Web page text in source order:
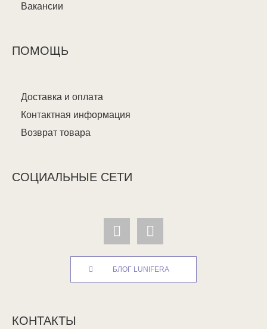
Вакансии
ПОМОЩЬ
Доставка и оплата
Контактная информация
Возврат товара
СОЦИАЛЬНЫЕ СЕТИ
БЛОГ LUNIFERA
КОНТАКТЫ